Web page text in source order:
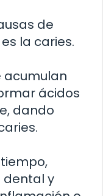
de
la caries.
acumulan
ácidos
dando
dental y